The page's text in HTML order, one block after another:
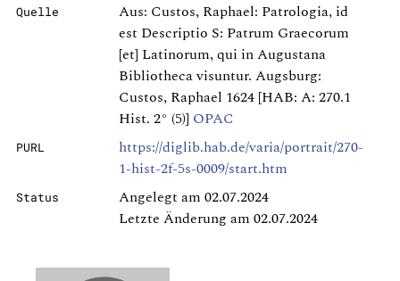
Quelle
Aus: Custos, Raphael: Patrologia, id
est Descriptio S: Patrum Graecorum
[et] Latinorum, qui in Augustana
Bibliotheca visuntur. Augsburg:
Custos, Raphael 1624 [HAB: A: 270.1
Hist. 2° (5)] OPAC
PURL
https://diglib.hab.de/varia/portrait/270-
1-hist-2f-5s-0009/start.htm
Status
Angelegt am 02.07.2024
Letzte Änderung am 02.07.2024